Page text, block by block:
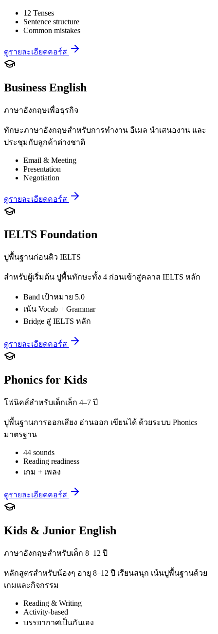
12 Tenses
Sentence structure
Common mistakes
ดูรายละเอียดคอร์ส
Business English
ภาษาอังกฤษเพื่อธุรกิจ
ทักษะภาษาอังกฤษสำหรับการทำงาน อีเมล นำเสนองาน และ
ประชุมกับลูกค้าต่างชาติ
Email & Meeting
Presentation
Negotiation
ดูรายละเอียดคอร์ส
IELTS Foundation
ปูพื้นฐานก่อนติว IELTS
สำหรับผู้เริ่มต้น ปูพื้นทักษะทั้ง 4 ก่อนเข้าสู่คลาส IELTS หลัก
Band เป้าหมาย 5.0
เน้น Vocab + Grammar
Bridge สู่ IELTS หลัก
ดูรายละเอียดคอร์ส
Phonics for Kids
โฟนิคส์สำหรับเด็กเล็ก 4–7 ปี
ปูพื้นฐานการออกเสียง อ่านออก เขียนได้ ด้วยระบบ Phonics
มาตรฐาน
44 sounds
Reading readiness
เกม + เพลง
ดูรายละเอียดคอร์ส
Kids & Junior English
ภาษาอังกฤษสำหรับเด็ก 8–12 ปี
หลักสูตรสำหรับน้องๆ อายุ 8–12 ปี เรียนสนุก เน้นปูพื้นฐานด้วย
เกมและกิจกรรม
Reading & Writing
Activity-based
บรรยากาศเป็นกันเอง